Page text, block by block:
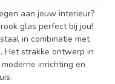
aan jouw interieur?
glas perfect bij jou!
in combinatie met
Het strakke ontwerp in
inrichting en